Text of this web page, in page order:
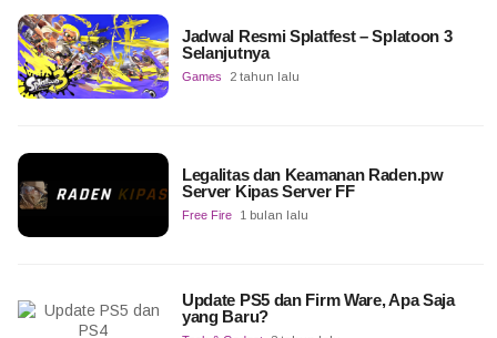
Jadwal Resmi Splatfest – Splatoon 3
Selanjutnya
Games 2 tahun lalu
Legalitas dan Keamanan Raden.pw
Server Kipas Server FF
Free Fire 1 bulan lalu
Update PS5 dan Firm Ware, Apa Saja
yang Baru?